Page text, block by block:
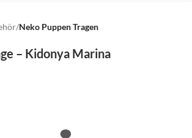
Neko Puppen Tragen
– Kidonya Marina